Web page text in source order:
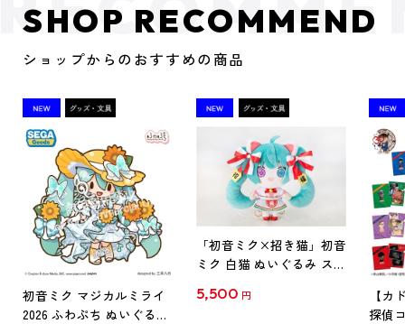
SHOP RECOMMEND
ショップからのおすすめの商品
初音ミク マジカルミライ
2026 ふわぷち ぬいぐるみ
「初音ミク×招き猫」初音
ミク 白猫 ぬいぐるみ スタ
5,500 円
【カ
探偵